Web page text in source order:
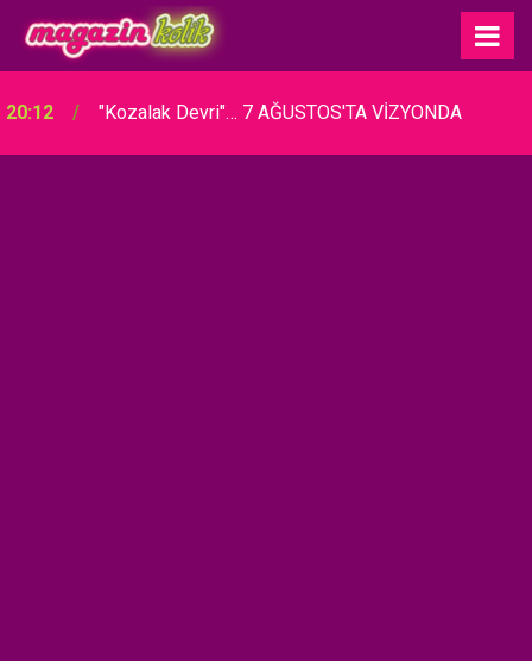
17:00 Bilgesu Erenus... HAYATINI KAYBETTİ!